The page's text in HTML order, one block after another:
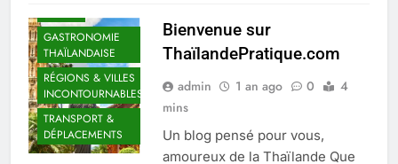
GASTRONOMIE
THAÏLANDAISE
RÉGIONS & VILLES
INCONTOURNABLES
TRANSPORT &
DÉPLACEMENTS
Bienvenue sur
ThaïlandePratique.com
admin 1 an ago 0
4
mins
Un blog pensé pour vous,
amoureux de la Thaïlande Que